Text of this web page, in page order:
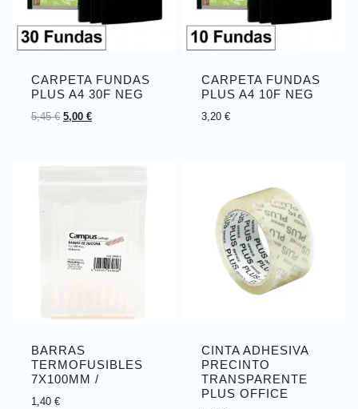
CARPETA FUNDAS
PLUS A4 30F NEG
5,45€ 5,00€
CARPETA FUNDAS
PLUS A4 10F NEG
3,20 €
BARRAS
TERMOFUSIBLES
7X100MM /
1,40€
CINTA ADHESIVA
PRECINTO
TRANSPARENTE
PLUS OFFICE